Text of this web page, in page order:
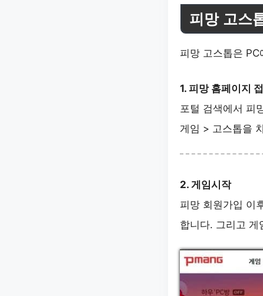
피망 고스
피망 고스톱은
1. 피망 홈페이지
포털 검색에서 피
게임 > 고스톱을
2. 게임시작
피망 회원가입 이
합니다. 그리고 게